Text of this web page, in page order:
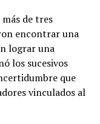
de tres
encontrar una
lograr una
los sucesivos
que
vinculados al